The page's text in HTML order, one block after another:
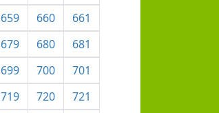
659 660
661
679 680
681
699 700
701
719 720
721